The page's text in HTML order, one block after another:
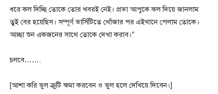
ধরে কল দিচ্ছি তোকে তোর খবরই নেই। প্রভা আপুকে কল দিয়ে জানলাম
তুই বের হয়েছিস। সম্পূর্ণ ভার্সিটিতে খোঁজার পর এইখানে পেলাম তোকে।
আচ্ছা শুন একজনের সাথে তোকে দেখা করাব।”
চলবে…….
[আশা করি ভুল ক্রুটি ক্ষমা করবেন ও ভুল হলে দেখিয়ে দিবেন।]